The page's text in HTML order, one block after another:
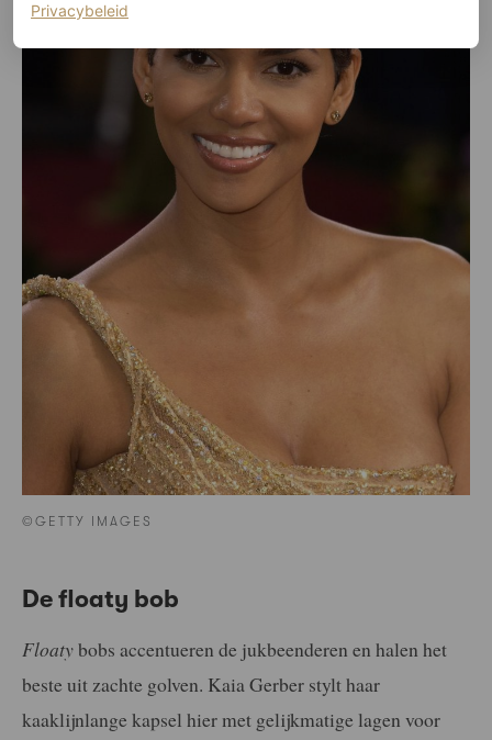
©GETTY IMAGES
De floaty bob
Floatybobs accentueren de jukbeenderen en halen het
beste uit zachte golven. Kaia Gerber stylt haar
kaaklijnlange kapsel hier met gelijkmatige lagen voor
Privacybeleid